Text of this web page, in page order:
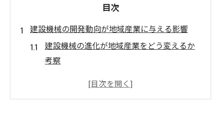
目次
建設機械の開発動向が地域産業に与える影響
建設機械の進化が地域産業をどう変えるか
考察
建設機械開発動向による産業構造の変化と